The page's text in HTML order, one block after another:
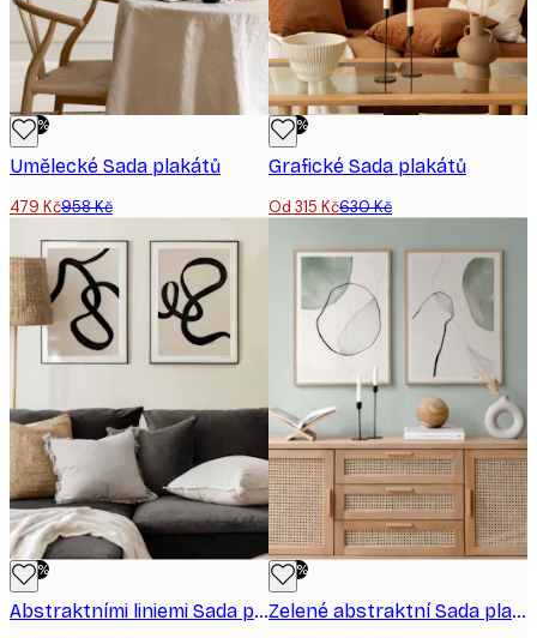
-50%
Umělecké Sada plakátů
479 Kč958 Kč
-50%
Grafické Sada plakátů
Od 315 Kč630 Kč
-50%
Abstraktními liniemi Sada plakátů
-50%
Zelené abstraktní Sada plakátů